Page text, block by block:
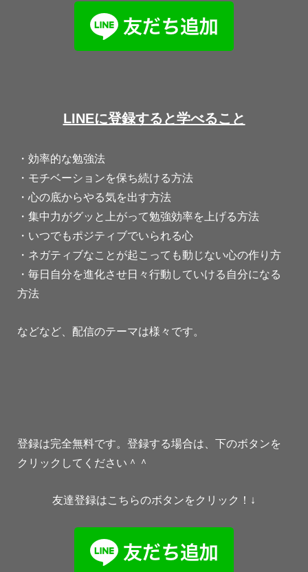
LINEに登録すると学べること
・効率的な勉強法
・モチベーションを保ち続ける方法
・心の底からやる気を出す方法
・集中力がグッと上がって勉強効率を上げる方法
・いつでもポジティブでいられる心
・ネガティブなことが起こっても動じない心の作り方
・毎日自分を進化させ日々行動していける自分になる
方法
などなど、配信のテーマは様々です。
登録は完全無料です。登録する場合は、下のボタンを
クリックしてください＾＾
友達登録はこちらのボタンをクリック！↓